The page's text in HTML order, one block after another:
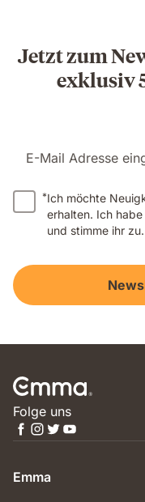
Jetzt zum
exklusiv
E-Mail Adresse
*Ich möchte
erhalten. Ich
und stimme ihr zu.
Folge uns
Emma